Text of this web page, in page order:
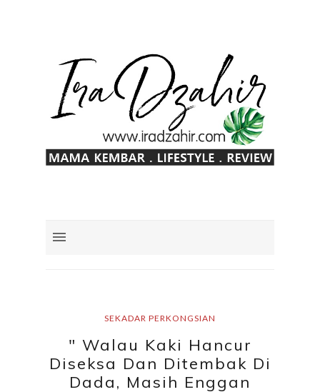
SEKADAR PERKONGSIAN
" Walau Kaki Hancur
Diseksa Dan Ditembak Di
Dada, Masih Enggan